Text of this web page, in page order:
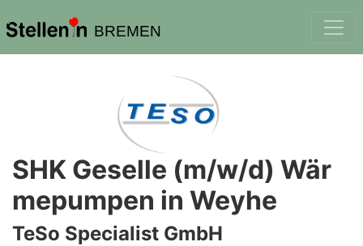
BREMEN
SHK Geselle (m/w/d) Wär
mepumpen in Weyhe
TeSo Specialist GmbH